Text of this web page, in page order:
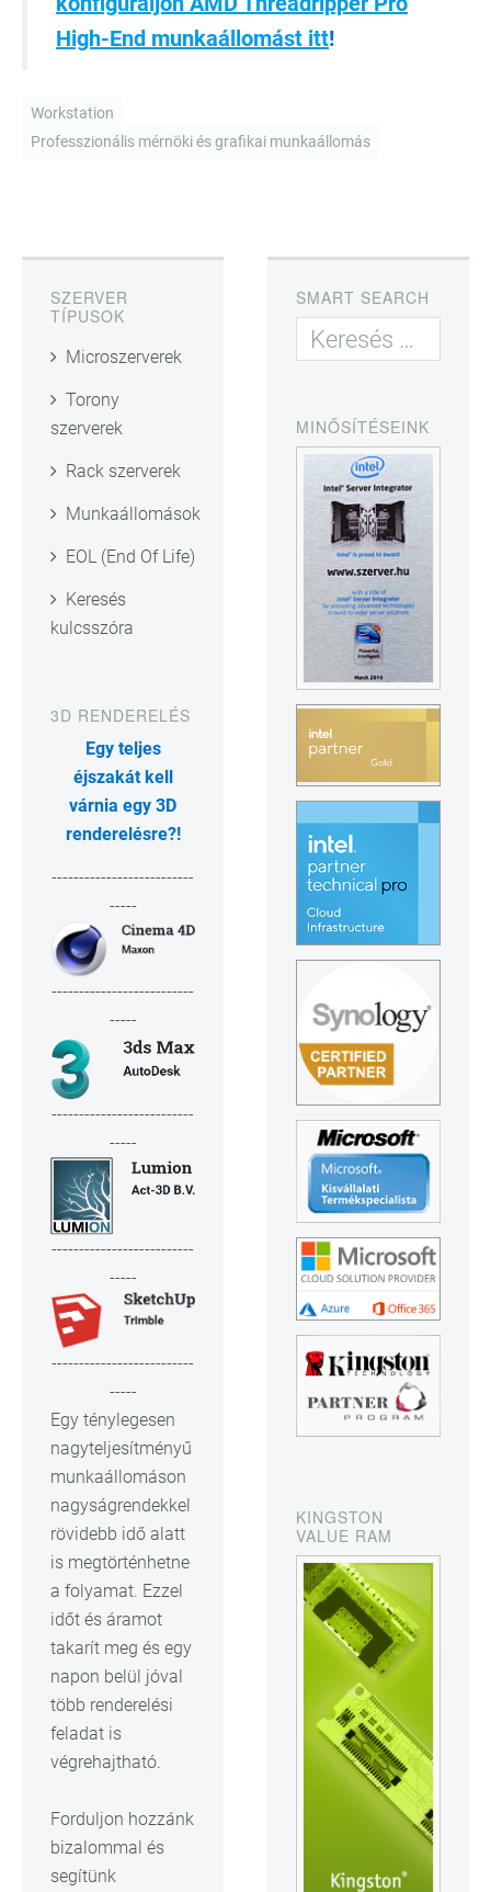
High-End munkaállomást itt!
Workstation
Professzionális mérnöki és grafikai munkaállomás
SZERVER
TÍPUSOK
Microszerverek
Torony
szerverek
Rack szerverek
Munkaállomások
EOL (End Of Life)
Keresés
kulcsszóra
3D RENDERELÉS
Egy teljes
éjszakát kell
várnia egy 3D
renderelésre?!
--------------------------
-----
--------------------------
-----
--------------------------
-----
--------------------------
-----
--------------------------
-----
Egy ténylegesen
nagyteljesítményű
munkaállomáson
nagyságrendekkel
rövidebb idő alatt
is megtörténhetne
a folyamat. Ezzel
időt és áramot
takarít meg és egy
napon belül jóval
több renderelési
feladat is
végrehajtható.
Forduljon hozzánk
bizalommal és
segítünk
SMART SEARCH
MINŐSÍTÉSEINK
KINGSTON
VALUE RAM